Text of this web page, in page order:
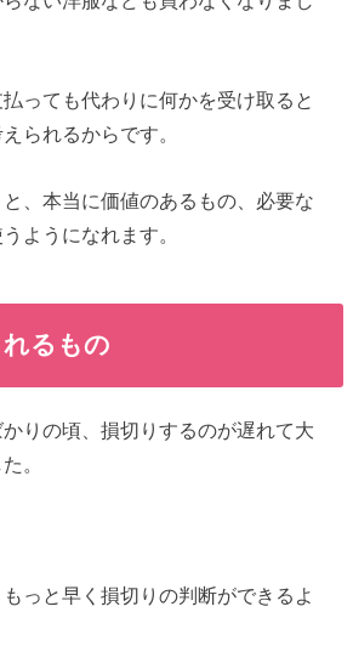
っても代わりに何かを受け取ると
られるからです。
、本当に価値のあるもの、必要な
ようになれます。
るもの
りの頃、損切りするのが遅れて大
。
もっと早く損切りの判断ができるよ